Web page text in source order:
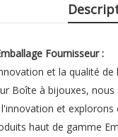
Fournisseur :
et la qualité
Boîte à bijouxes,
et
haut de gamme